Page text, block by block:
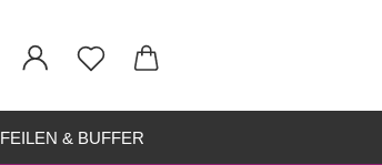
FEILEN & BUFFER